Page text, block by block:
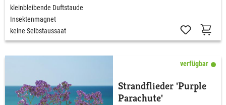
kleinbleibende Duftstaude
Insektenmagnet
keine Selbstaussaat
verfügbar
Strandflieder 'Purple
Parachute'